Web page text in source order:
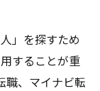
」を探すため
することが重
職、マイナビ転